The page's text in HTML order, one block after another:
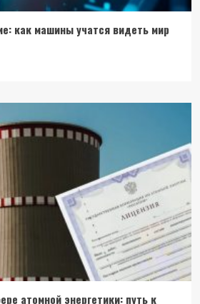
как машины учатся видеть мир
атомной энергетики: путь к